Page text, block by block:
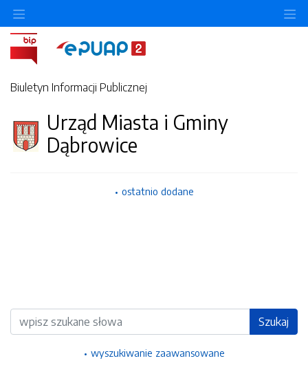
Biuletyn Informacji Publicznej
Urząd Miasta i Gminy
Dąbrowice
ostatnio dodane
Wyszukiwarka Szukaj
wyszukiwanie zaawansowane